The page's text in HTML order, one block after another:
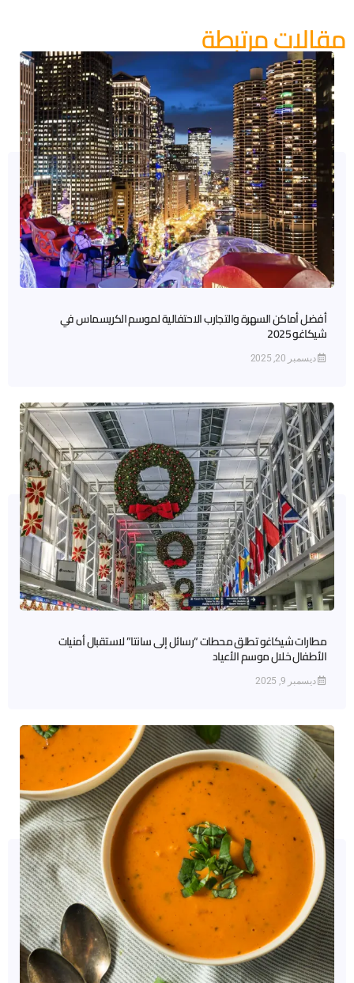
مقالات مرتبطة
أفضل أماكن السهرة والتجارب الاحتفالية لموسم الكريسماس في
شيكاغو 2025
ديسمبر 20, 2025
مطارات شيكاغو تطلق محطات “رسائل إلى سانتا” لاستقبال أمنيات
الأطفال خلال موسم الأعياد
ديسمبر 9, 2025